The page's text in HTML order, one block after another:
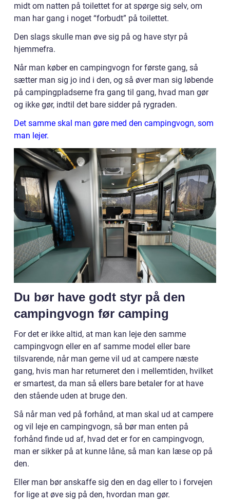
midt om natten på toilettet for at spørge sig selv, om
man har gang i noget “forbudt” på toilettet.
Den slags skulle man øve sig på og have styr på
hjemmefra.
Når man køber en campingvogn for første gang, så
sætter man sig jo ind i den, og så øver man sig løbende
på campingpladserne fra gang til gang, hvad man gør
og ikke gør, indtil det bare sidder på rygraden.
Det samme skal man gøre med den campingvogn, som
man lejer.
Du bør have godt styr på den
campingvogn før camping
For det er ikke altid, at man kan leje den samme
campingvogn eller en af samme model eller bare
tilsvarende, når man gerne vil ud at campere næste
gang, hvis man har returneret den i mellemtiden, hvilket
er smartest, da man så ellers bare betaler for at have
den stående uden at bruge den.
Så når man ved på forhånd, at man skal ud at campere
og vil leje en campingvogn, så bør man enten på
forhånd finde ud af, hvad det er for en campingvogn,
man er sikker på at kunne låne, så man kan læse op på
den.
Eller man bør anskaffe sig den en dag eller to i forvejen
for lige at øve sig på den, hvordan man gør.